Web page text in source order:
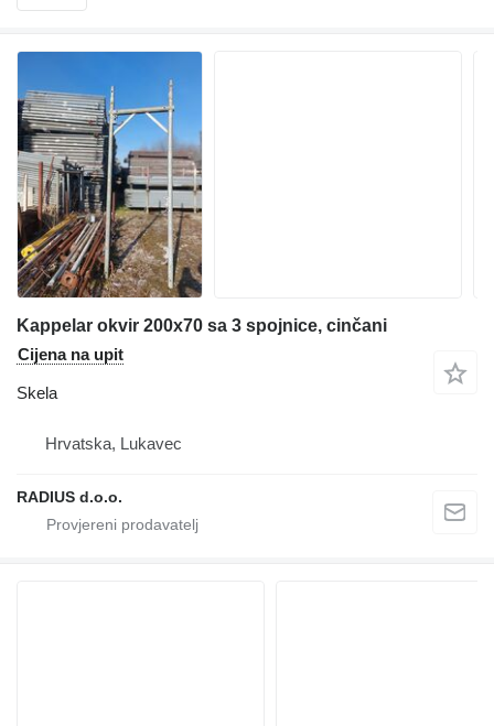
Kappelar okvir 200x70 sa 3 spojnice, cinčani
Cijena na upit
Skela
Hrvatska, Lukavec
RADIUS d.o.o.